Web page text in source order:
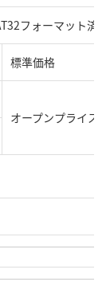
フォーマット済
標準価格
オープンプライス